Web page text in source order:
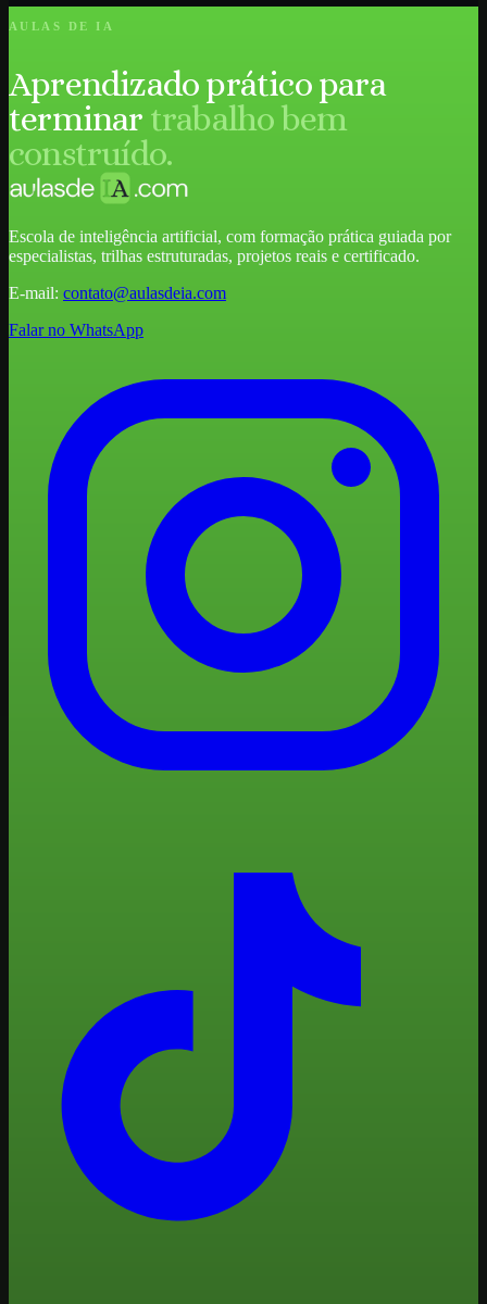
AULAS DE IA
Aprendizado prático para
terminar trabalho bem
construído.
Escola de inteligência artificial, com formação prática guiada por
especialistas, trilhas estruturadas, projetos reais e certificado.
E-mail: contato@aulasdeia.com
Falar no WhatsApp